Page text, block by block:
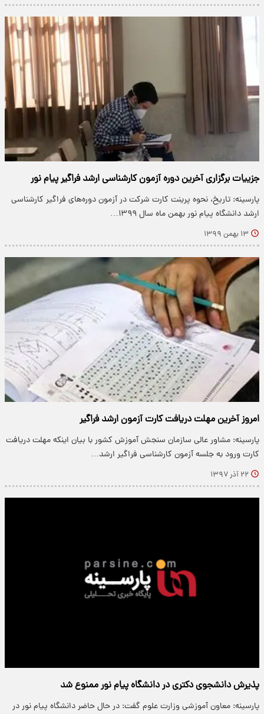
جزییات برگزاری آخرین دوره آزمون کارشناسی ارشد فراگیر پیام نور
پارسینه: تاریخ، نحوه پرینت کارت شرکت در آزمون دوره‌های فراگیر کارشناسی
ارشد دانشگاه پیام نور بهمن ماه سال ۱۳۹۹…
۱۳ بهمن ۱۳۹۹
امروز آخرین مهلت دریافت کارت آزمون ارشد فراگیر
پارسینه: مشاور عالی سازمان سنجش آموزش کشور با بیان اینکه مهلت دریافت
کارت ورود به جلسه آزمون کارشناسی فراگیر ارشد…
۲۲ آذر ۱۳۹۷
پذیرش دانشجوی دکتری در دانشگاه پیام نور ممنوع شد
پارسینه: معاون آموزشی وزارت علوم گفت: در حال حاضر دانشگاه پیام نور در